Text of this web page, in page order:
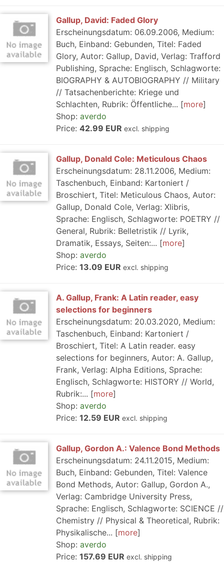
Gallup, David: Faded Glory
Erscheinungsdatum: 06.09.2006, Medium:
Buch, Einband: Gebunden, Titel: Faded
Glory, Autor: Gallup, David, Verlag: Trafford
Publishing, Sprache: Englisch, Schlagworte:
BIOGRAPHY & AUTOBIOGRAPHY // Military
// Tatsachenberichte: Kriege und
Schlachten, Rubrik: Öffentliche...
more
Shop: averdo
Price: 42.99 EUR excl. shipping
Gallup, Donald Cole: Meticulous Chaos
Erscheinungsdatum: 28.11.2006, Medium:
Taschenbuch, Einband: Kartoniert /
Broschiert, Titel: Meticulous Chaos, Autor:
Gallup, Donald Cole, Verlag: Xlibris,
Sprache: Englisch, Schlagworte: POETRY //
General, Rubrik: Belletristik // Lyrik,
Dramatik, Essays, Seiten:...
more
Shop: averdo
Price: 13.09 EUR excl. shipping
A. Gallup, Frank: A Latin reader, easy
selections for beginners
Erscheinungsdatum: 20.03.2020, Medium:
Taschenbuch, Einband: Kartoniert /
Broschiert, Titel: A Latin reader. easy
selections for beginners, Autor: A. Gallup,
Frank, Verlag: Alpha Editions, Sprache:
Englisch, Schlagworte: HISTORY // World,
Rubrik:...
more
Shop: averdo
Price: 12.59 EUR excl. shipping
Gallup, Gordon A.: Valence Bond Methods
Erscheinungsdatum: 24.11.2015, Medium:
Buch, Einband: Gebunden, Titel: Valence
Bond Methods, Autor: Gallup, Gordon A.,
Verlag: Cambridge University Press,
Sprache: Englisch, Schlagworte: SCIENCE //
Chemistry // Physical & Theoretical, Rubrik:
Physikalische...
more
Shop: averdo
Price: 157.69 EUR excl. shipping